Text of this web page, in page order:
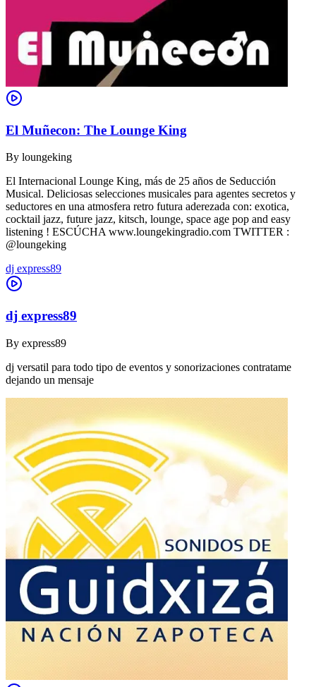
El Muñecon: The Lounge King
By loungeking
El Internacional Lounge King, más de 25 años de Seducción
Musical. Deliciosas selecciones musicales para agentes secretos y
seductores en una atmosfera retro futura aderezada con: exotica,
cocktail jazz, future jazz, kitsch, lounge, space age pop and easy
listening ! ESCÚCHA www.loungekingradio.com TWITTER :
@loungeking
dj express89
dj express89
By express89
dj versatil para todo tipo de eventos y sonorizaciones contratame
dejando un mensaje